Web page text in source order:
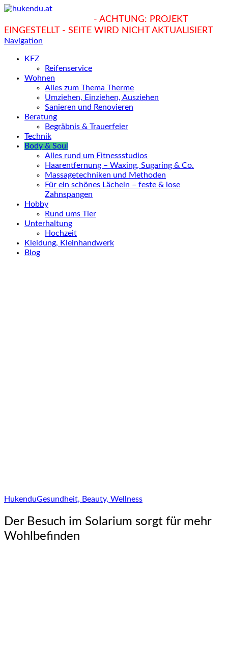
- ACHTUNG: PROJEKT
EINGESTELLT - SEITE WIRD NICHT AKTUALISIERT
Navigation
KFZ
Reifenservice
Wohnen
Alles zum Thema Therme
Umziehen, Einziehen, Ausziehen
Sanieren und Renovieren
Beratung
Begräbnis & Trauerfeier
Technik
Body & Soul
Alles rund um Fitnessstudios
Haarentfernung – Waxing, Sugaring & Co.
Massagetechniken und Methoden
Für ein schönes Lächeln – feste & lose
Zahnspangen
Hobby
Rund ums Tier
Unterhaltung
Hochzeit
Kleidung, Kleinhandwerk
Blog
HukenduGesundheit, Beauty, Wellness
Der Besuch im Solarium sorgt für mehr
Wohlbefinden